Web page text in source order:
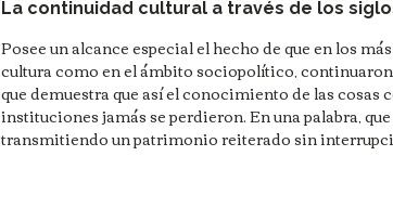
La continuidad cultural a través de los
Posee un alcance especial el hecho de que en los
cultura como en el ámbito sociopolítico,
que demuestra que así el conocimiento de las cosas
instituciones jamás se perdieron. En una palabra,
transmitiendo un patrimonio reiterado sin